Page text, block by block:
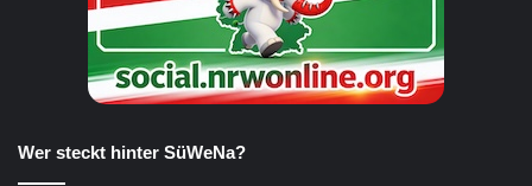
Wer steckt hinter SüWeNa?